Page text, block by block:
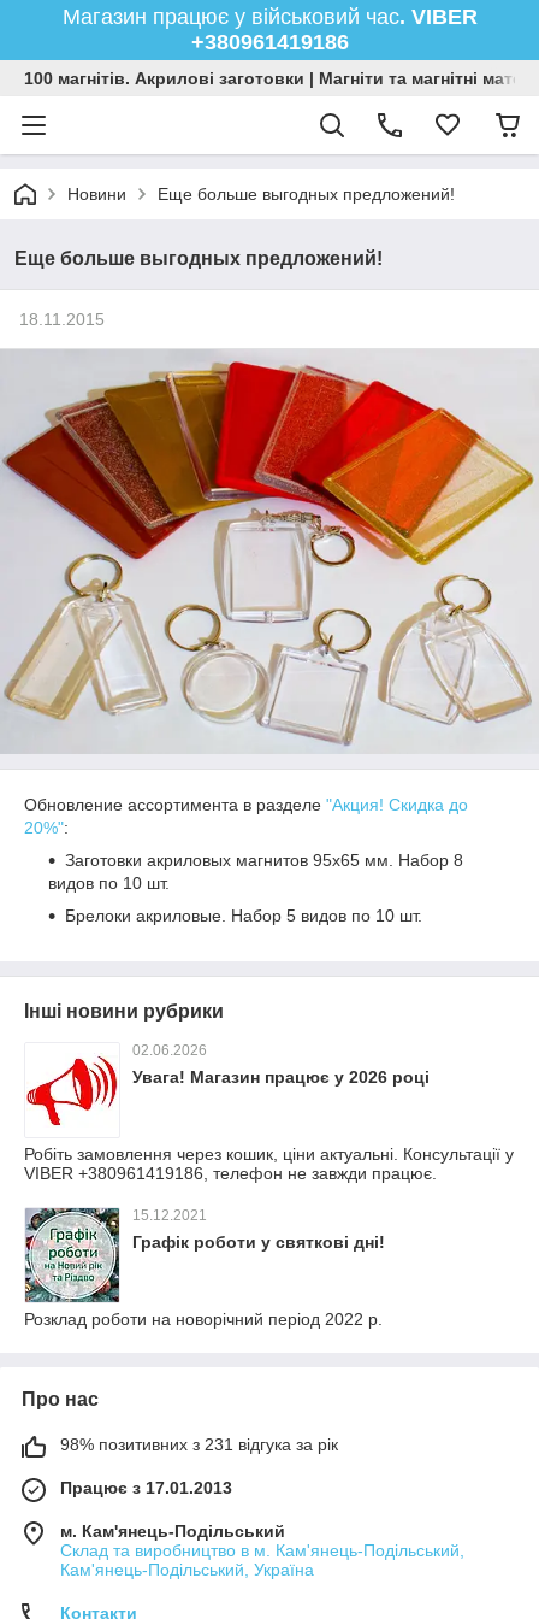
Магазин працює у військовий час. VIBER
+380961419186
100 магнітів. Акрилові заготовки | Магніти та магнітні
Новини Еще больше выгодных предложений!
Еще больше выгодных предложений!
18.11.2015
Обновление ассортимента в разделе "Акция! Скидка до
20%":
Заготовки акриловых магнитов 95х65 мм. Набор 8
видов по 10 шт.
Брелоки акриловые. Набор 5 видов по 10 шт.
Інші новини рубрики
02.06.2026
Увага! Магазин працює у 2026 році
Робіть замовлення через кошик, ціни актуальні. Консультації у
VIBER +380961419186, телефон не завжди працює.
15.12.2021
Графік роботи у святкові дні!
Розклад роботи на новорічний період 2022 р.
Про нас
98% позитивних з 231 відгука за рік
Працює з 17.01.2013
м. Кам'янець-Подільський
Склад та виробництво в м. Кам'янець-Подільський,
Кам'янець-Подільський, Україна
Контакти